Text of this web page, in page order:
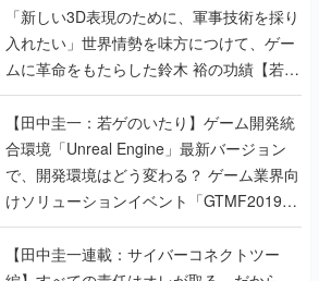
のいたり】
【田中圭一：若ゲのいたり】ゲーム開発統
合環境「Unreal Engine」最新バージョン
で、開発環境はどう変わる？ ゲーム業界向
けソリューションイベント「GTMF2019」
に行って、より理解を深めよう【PR】
【田中圭一連載：サイバーコネクトツー
編】すべての責任はオレが取る。だから、
付いてきてくれないか──男の熱意はチーム
解散の危機を救い、『.hack』成功の活路を